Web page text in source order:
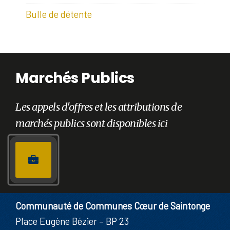
Bulle de détente
Marchés Publics
Les appels d'offres et les attributions de
marchés publics sont disponibles ici
Communauté de Communes Cœur de Saintonge
Place Eugène Bézier – BP 23